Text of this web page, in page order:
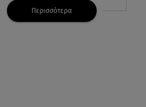
οδύνη» - Τι λέει η οικογένεια της
Λίζα
Περισσότερα